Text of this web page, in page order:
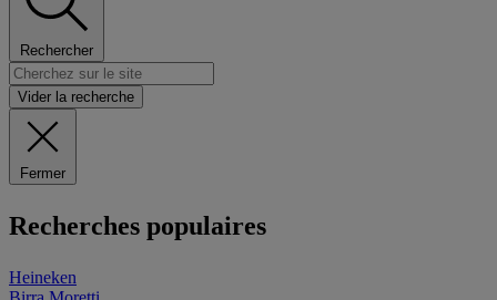
Rechercher
Vider la recherche
Fermer
Recherches populaires
Heineken